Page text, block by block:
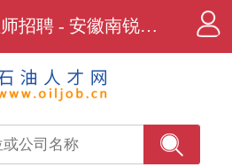
光伏设计工程师招聘 - 安徽南锐电力工程设计有限公司 - 石油人才网